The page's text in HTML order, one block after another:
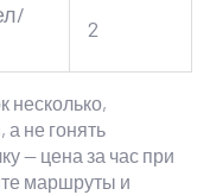
2
несколько,
не гонять
— цена за час при
маршруты и